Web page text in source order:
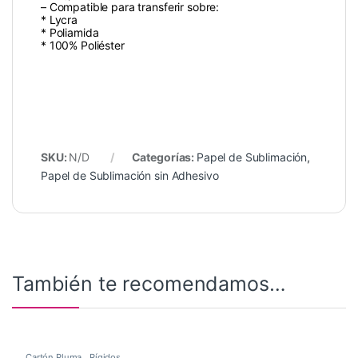
– Compatible para transferir sobre:
* Lycra
* Poliamida
* 100% Poliéster
SKU: N/D Categorías: Papel de Sublimación,
Papel de Sublimación sin Adhesivo
También te recomendamos…